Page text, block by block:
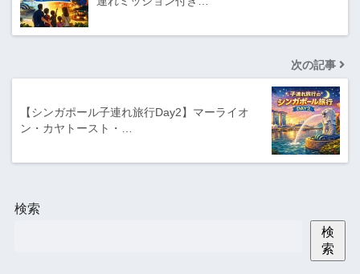
次の記事
【シンガポール子連れ旅行Day2】マーライオ
ン・カヤトースト・…
検索
検
索